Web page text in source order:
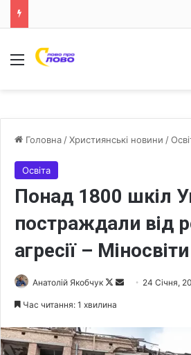
Меню
Головна /Християнські новини /
Освіта
Понад 1800 шкіл
постраждали від
агресії – Міносвіти
Анатолій Якобчук
F
l
o a
24 Січня,
Час читання: 1 хвилина